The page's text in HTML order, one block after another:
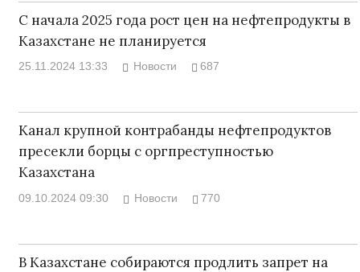
С начала 2025 года рост цен на нефтепродукты в
Казахстане не планируется
25.11.2024 13:33 Новости 687
Канал крупной контрабанды нефтепродуктов
пресекли борцы с оргпреступностью
Казахстана
09.10.2024 09:30 Новости 770
В Казахстане собираются продлить запрет на